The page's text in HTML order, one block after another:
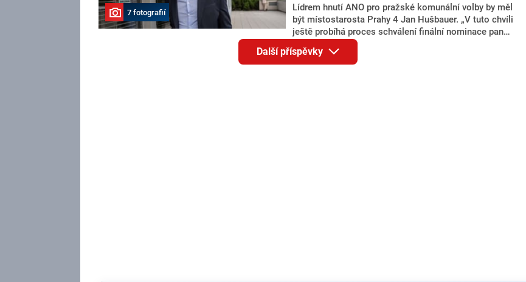
7 fotografií
Lídrem hnutí ANO pro pražské komunální volby by měl
být místostarosta Prahy 4 Jan Hušbauer. „V tuto chvíli
ještě probíhá proces schválení finální nominace pana
Jana Hušbauera Výborem hnutí ANO,“ uvedl pro
redakci místopředseda pražského ANO Martin
Benkovič. O Hušbauerovi se spekulovalo jako o
Další příspěvky